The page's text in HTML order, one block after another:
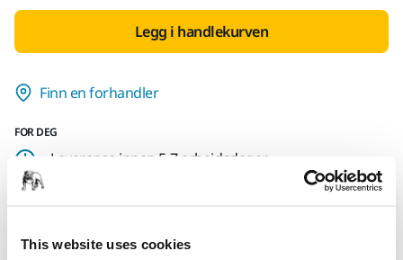
This website uses cookies
Legg i handlekurven
Finn en forhandler
FOR DEG
Leveranse innen 5-7 arbeidsdager
Sikker betaling med kort